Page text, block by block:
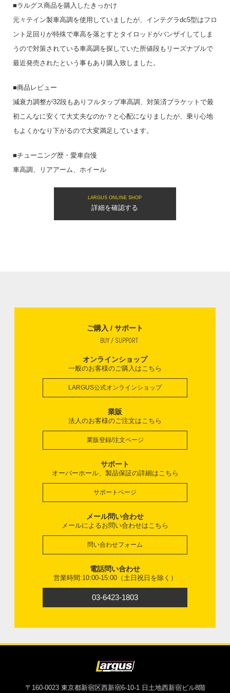
■ラルグス商品を購入したきっかけ
元々テイン製車高調を使用していましたが、インテグラdc5型はフロ
ント足回りが特殊で車高を落とすとタイロッドがバンザイしてしま
うので対策されている車高調を探していた所値段もリーズナブルで
最近発売されたという事もあり購入致しました。
■商品レビュー
減衰力調整が32段もありフルタップ車高調、対策済ブラケットで最
初こんなに安くて大丈夫なのか？と心配になりましたが、乗り心地
もよくかなり下がるので大変満足しています。
■チューニング歴・愛車自慢
車高調、リアアーム、ホイール
LARGUS ONLINE SHOP
詳細を確認する
ご購入 / サポート
BUY / SUPPORT
オンラインショップ
一般のお客様のご購入はこちら
LARGUS公式オンラインショップ
業販
法人のお客様のご注文はこちら
業販登録/注文ページ
サポート
オーバーホール、製品保証の詳細はこちら
サポートページ
メール問い合わせ
メールによるお問い合わせはこちら
問い合わせフォーム
電話問い合わせ
営業時間:10:00-15:00（土日祝日を除く）
03-6423-1803
〒160-0023 東京都新宿区西新宿6-10-1 日土地西新宿ビル8階